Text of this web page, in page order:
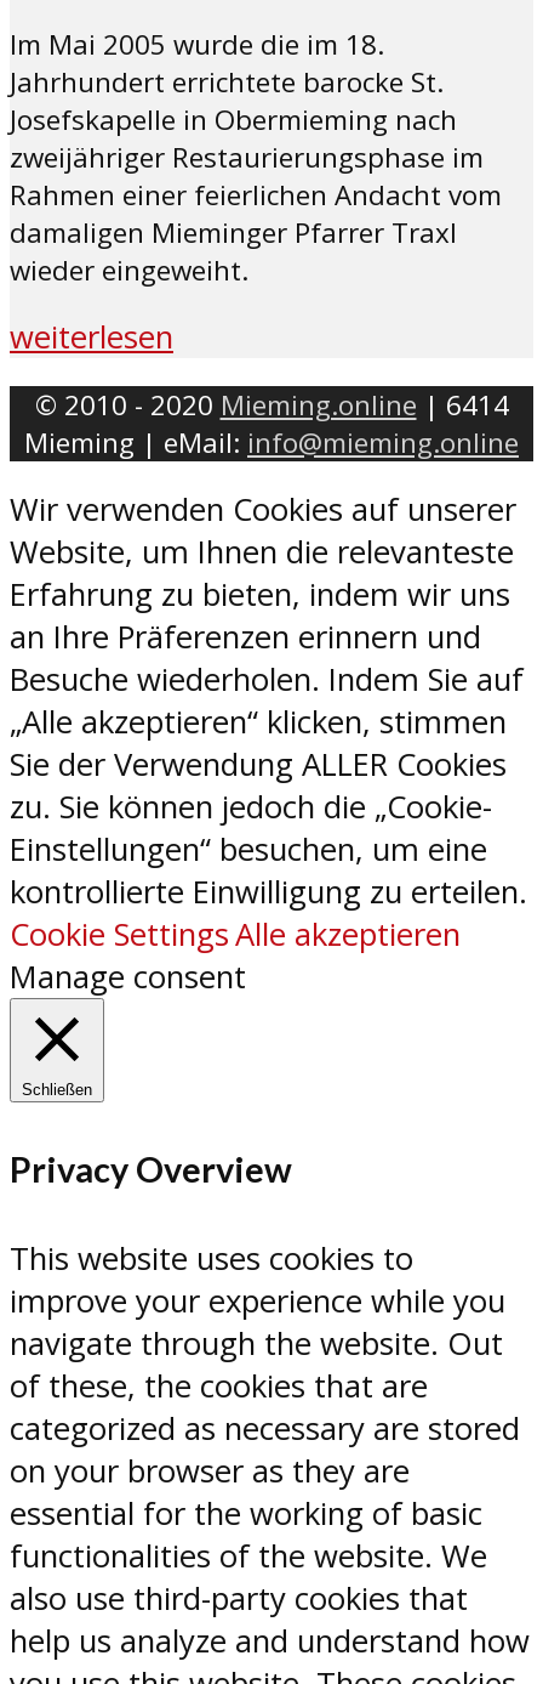
Im Mai 2005 wurde die im 18.
Jahrhundert errichtete barocke St.
Josefskapelle in Obermieming nach
zweijähriger Restaurierungsphase im
Rahmen einer feierlichen Andacht vom
damaligen Mieminger Pfarrer Traxl
wieder eingeweiht.
weiterlesen
© 2010 - 2020 Mieming.online | 6414
Mieming | eMail: info@mieming.online
Wir verwenden Cookies auf unserer
Website, um Ihnen die relevanteste
Erfahrung zu bieten, indem wir uns
an Ihre Präferenzen erinnern und
Besuche wiederholen. Indem Sie auf
„Alle akzeptieren“ klicken, stimmen
Sie der Verwendung ALLER Cookies
zu. Sie können jedoch die „Cookie-
Einstellungen“ besuchen, um eine
kontrollierte Einwilligung zu erteilen.
Cookie SettingsAlle akzeptieren
Manage consent
Schließen
Privacy Overview
This website uses cookies to
improve your experience while you
navigate through the website. Out
of these, the cookies that are
categorized as necessary are stored
on your browser as they are
essential for the working of basic
functionalities of the website. We
also use third-party cookies that
help us analyze and understand how